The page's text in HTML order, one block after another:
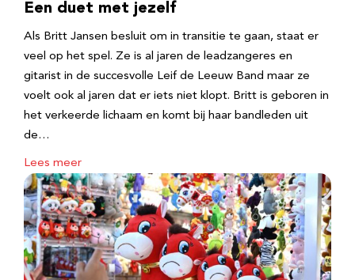
Een duet met jezelf
Als Britt Jansen besluit om in transitie te gaan, staat er
veel op het spel. Ze is al jaren de leadzangeres en
gitarist in de succesvolle Leif de Leeuw Band maar ze
voelt ook al jaren dat er iets niet klopt. Britt is geboren in
het verkeerde lichaam en komt bij haar bandleden uit
de…
Lees meer